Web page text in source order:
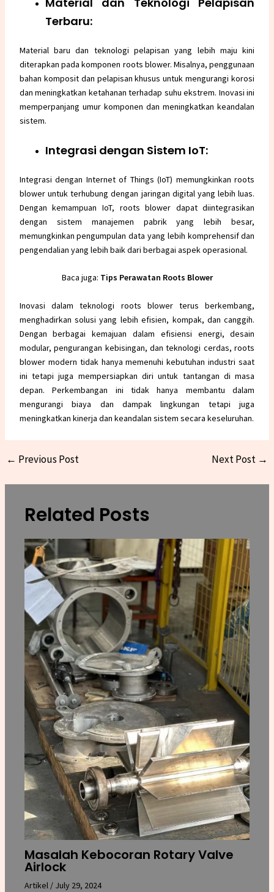
Terbaru:
Material baru dan teknologi pelapisan yang lebih maju kini
diterapkan pada komponen roots blower. Misalnya, penggunaan
bahan komposit dan pelapisan khusus untuk mengurangi korosi
dan meningkatkan ketahanan terhadap suhu ekstrem. Inovasi ini
memperpanjang umur komponen dan meningkatkan keandalan
sistem.
Integrasi dengan Sistem IoT:
Integrasi dengan Internet of Things (IoT) memungkinkan roots
blower untuk terhubung dengan jaringan digital yang lebih luas.
Dengan kemampuan IoT, roots blower dapat diintegrasikan
dengan sistem manajemen pabrik yang lebih besar,
memungkinkan pengumpulan data yang lebih komprehensif dan
pengendalian yang lebih baik dari berbagai aspek operasional.
Baca juga: Tips Perawatan Roots Blower
Inovasi dalam teknologi roots blower terus berkembang,
menghadirkan solusi yang lebih efisien, kompak, dan canggih.
Dengan berbagai kemajuan dalam efisiensi energi, desain
modular, pengurangan kebisingan, dan teknologi cerdas, roots
blower modern tidak hanya memenuhi kebutuhan industri saat
ini tetapi juga mempersiapkan diri untuk tantangan di masa
depan. Perkembangan ini tidak hanya membantu dalam
mengurangi biaya dan dampak lingkungan tetapi juga
meningkatkan kinerja dan keandalan sistem secara keseluruhan.
← Previous Post Next Post →
Related Posts
Masalah Kebocoran Rotary Valve
Airlock
Artikel/ July 29, 2024